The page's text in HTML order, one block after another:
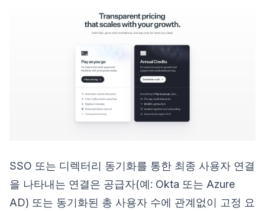
SSO 또는 디렉터리 동기화를 통한 최종 사용자 연결
을 나타내는 연결은 공급자(예: Okta 또는 Azure
AD) 또는 동기화된 총 사용자 수에 관계없이 고정 요